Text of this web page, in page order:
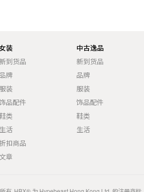
装
到货品
品牌
服装
品配件
类
生活
折扣商品
文章
中古逸品
新到货品
品牌
服装
饰品配件
鞋类
生活